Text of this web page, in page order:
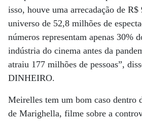
isso, houve uma arrecadação de
universo de 52,8 milhões de
números representam apenas 30%
indústria do cinema antes da
atraiu 177 milhões de pessoas”,
DINHEIRO.
Meirelles tem um bom caso dentro
de Marighella, filme sobre a